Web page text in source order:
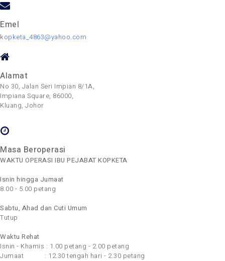
Emel
kopketa_4863@yahoo.com
Alamat
No 30, Jalan Seri Impian 8/1A,
Impiana Square, 86000,
Kluang, Johor
Masa Beroperasi
WAKTU OPERASI IBU PEJABAT KOPKETA
Isnin hingga Jumaat
8.00 - 5.00 petang
Sabtu, Ahad dan Cuti Umum
Tutup
Waktu Rehat
Isnin - Khamis : 1.00 petang - 2.00 petang
Jumaat : 12.30 tengah hari - 2.30 petang